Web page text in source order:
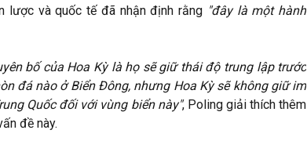
lược và quốc tế đã nhận định rằng "đây là một hành
bố của Hoa Kỳ là họ sẽ giữ thái độ trung lập trước
đá nào ở Biển Đông, nhưng Hoa Kỳ sẽ không giữ im
Quốc đối với vùng biển này", Poling giải thích thêm
đề này.